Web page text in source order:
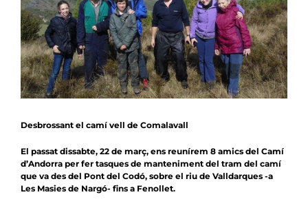
Notícies
Agenda
Contacte
Col.labora
Desbrossant el camí vell de Comalavall
El passat dissabte, 22 de març, ens reunírem 8 amics del Camí
d’Andorra per fer tasques de manteniment del tram del camí
que va des del Pont del Codó, sobre el riu de Valldarques -a
Les Masies de Nargó- fins a Fenollet.